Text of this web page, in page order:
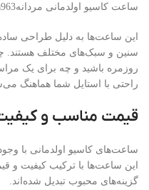
ساعت کاسیو اولدمانی مردانهCasio a963
این ساعت‌ها به دلیل طراحی
سنین و سبک‌های مختلف هستند.
روزمره باشید و چه برای یک
راحتی با استایل شما هماهنگ
قیمت مناسب و کیفیت
ساعت‌های کاسیو اولدمانی با
این ساعت‌ها با ترکیب کیفیت و
گزینه‌های محبوب تبدیل شده‌اند.